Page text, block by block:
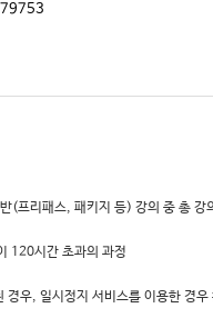
79753
(프리패스, 패키지 등) 강의 중 총 강
120시간 초과의 과정
우, 일시정지 서비스를 이용한 경우